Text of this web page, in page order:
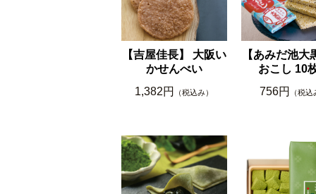
【吉屋佳長】 大阪い
かせんべい
1,382円
（税込み）
【あみだ池大
おこし 10
756円
（税